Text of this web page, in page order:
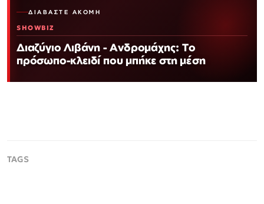
ΔΙΑΒΆΣΤΕ ΑΚΌΜΗ
SHOWBIZ
Διαζύγιο Λιβάνη - Ανδρομάχης: Το
πρόσωπο-κλειδί που μπήκε στη μέση